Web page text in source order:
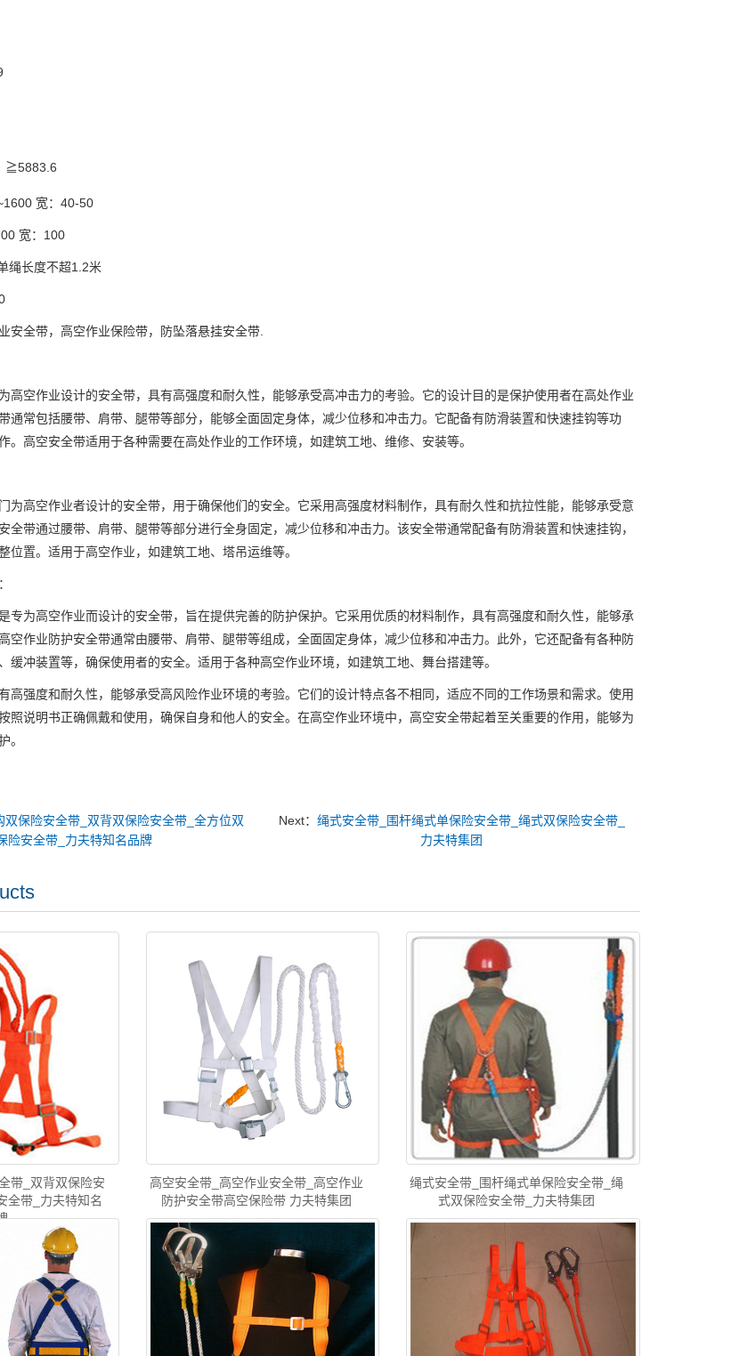
≧5883.6
宽：40-50
宽：100
绳长度不超1.2米
安全带，高空作业保险带，防坠落悬挂安全带.
高空作业设计的安全带，具有高强度和耐久性，能够承受高冲击力的考验。它的设计目的是保护使用者在高处作业
通常包括腰带、肩带、腿带等部分，能够全面固定身体，减少位移和冲击力。它配备有防滑装置和快速挂钩等功
。高空安全带适用于各种需要在高处作业的工作环境，如建筑工地、维修、安装等。
为高空作业者设计的安全带，用于确保他们的安全。它采用高强度材料制作，具有耐久性和抗拉性能，能够承受意
全带通过腰带、肩带、腿带等部分进行全身固定，减少位移和冲击力。该安全带通常配备有防滑装置和快速挂钩，
位置。适用于高空作业，如建筑工地、塔吊运维等。
专为高空作业而设计的安全带，旨在提供完善的防护保护。它采用优质的材料制作，具有高强度和耐久性，能够承
空作业防护安全带通常由腰带、肩带、腿带等组成，全面固定身体，减少位移和冲击力。此外，它还配备有各种防
缓冲装置等，确保使用者的安全。适用于各种高空作业环境，如建筑工地、舞台搭建等。
高强度和耐久性，能够承受高风险作业环境的考验。它们的设计特点各不相同，适应不同的工作场景和需求。使用
照说明书正确佩戴和使用，确保自身和他人的安全。在高空作业环境中，高空安全带起着至关重要的作用，能够为
。
双保险安全带_双背双保险安全带_全方位双
险安全带_力夫特知名品牌
Next： 绳式安全带_围杆绳式单保险安全带_绳式双保险安全带_
力夫特集团
带_双背双保险安
全带_力夫特知名
高空安全带_高空作业安全带_高空作业
防护安全带高空保险带 力夫特集团
绳式安全带_围杆绳式单保险安全带_绳
式双保险安全带_力夫特集团